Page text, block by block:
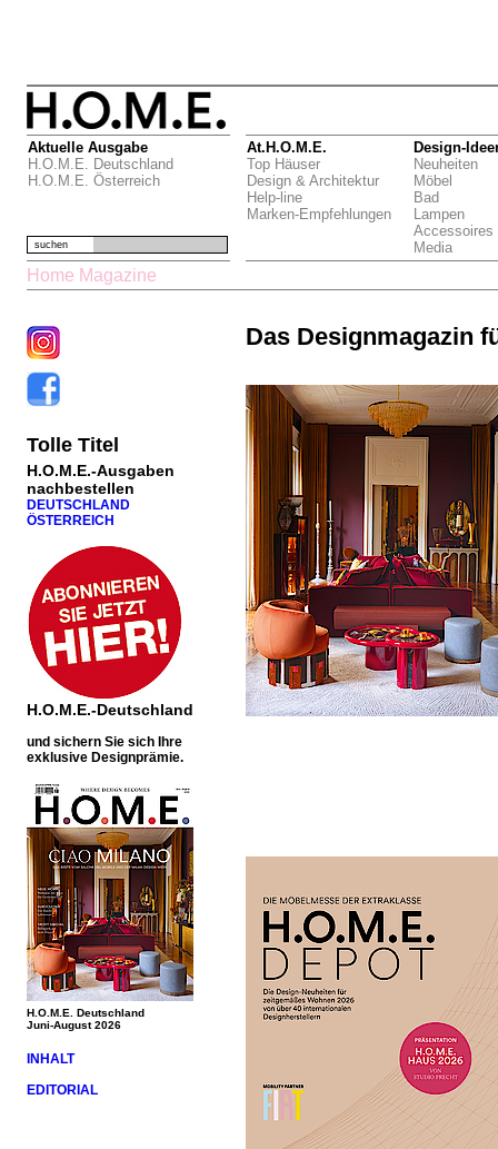
Aktuelle Ausgabe
H.O.M.E. Deutschland
H.O.M.E. Österreich
At.H.O.M.E.
Top Häuser
Design & Architektur
Help-line
Marken-Empfehlungen
Design-
Neuheiten
Möbel
Bad
Lampen
Accessoires
Media
suchen
Home Magazine
Tolle Titel
H.O.M.E.-Ausgaben
nachbestellen
DEUTSCHLAND
ÖSTERREICH
H.O.M.E.-Deutschland
und sichern Sie sich Ihre
exklusive Designprämie.
H.O.M.E. Deutschland
Juni-August 2026
INHALT
EDITORIAL
Das Designmagazin